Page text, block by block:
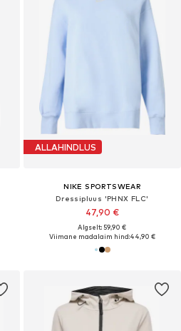
ALLAHINDLUS
NIKE SPORTSWEAR
Dressipluus 'PHNX FLC'
47,90 €
Algselt: 59,90 €
Viimane madalaim hind:44,90 €